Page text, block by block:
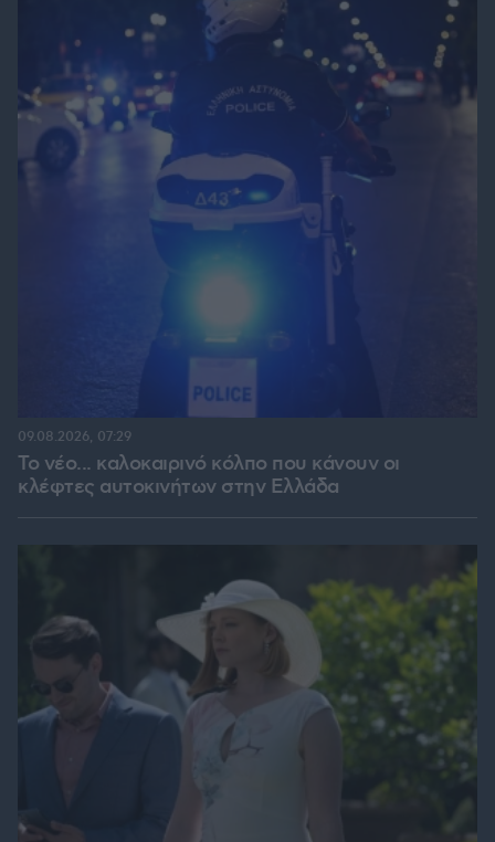
Το νέο... καλοκαιρινό κόλπο που κάνουν οι
κλέφτες αυτοκινήτων στην Ελλάδα
09.08.2026, 07:29